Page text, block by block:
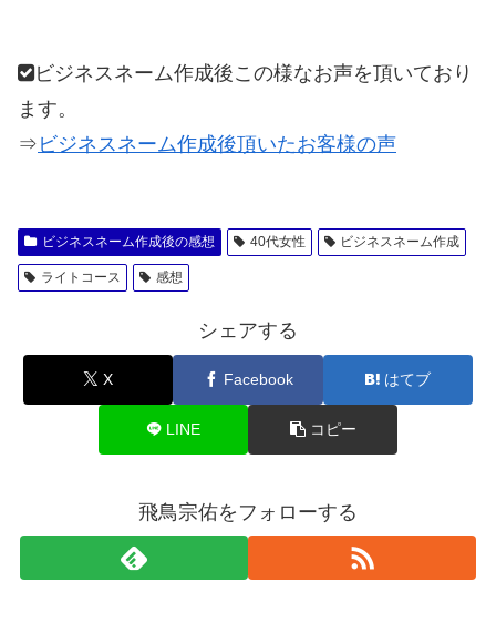
ビジネスネーム作成後この様なお声を頂いており
ます。
⇒ ビジネスネーム作成後頂いたお客様の声
ビジネスネーム作成後の感想 40代女性 ビジネスネーム作成
ライトコース 感想
シェアする
X Facebook はてブ
LINE コピー
飛鳥宗佑をフォローする